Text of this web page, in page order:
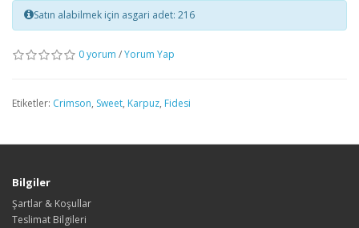
Satın alabilmek için asgari adet: 216
0 yorum /Yorum Yap
Etiketler: Crimson, Sweet, Karpuz, Fidesi
Bilgiler
Şartlar & Koşullar
Teslimat Bilgileri